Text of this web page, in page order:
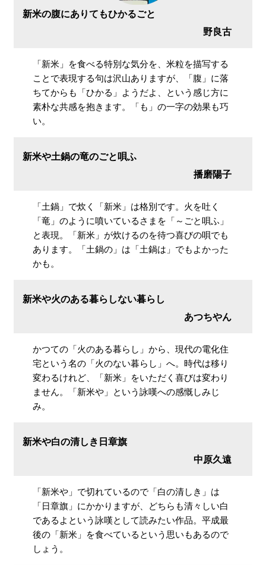
新米の腹にありてもひかるごと
野良古
「新米」を食べる特別な気分を、米粒を描写する
ことで表現する句は沢山ありますが、「腹」に落
ちてからも「ひかる」ようだよ、という感じ方に
素朴な共感を抱きます。「も」の一字の効果も巧
い。
新米や土鍋の竜のごと唄ふ
播磨陽子
「土鍋」で炊く「新米」は格別です。火を吐く
「竜」のように噴いているさまを「～ごと唄ふ」
と表現。「新米」が炊けるのを待つ喜びの唄でも
あります。「土鍋の」は「土鍋は」でもよかった
かも。
新米や火のある暮らしない暮らし
あつちやん
かつての「火のある暮らし」から、現代の電化住
宅という名の「火のない暮らし」へ。時代は移り
変わるけれど、「新米」をいただく喜びは変わり
ません。「新米や」という詠嘆への感慨しみじ
み。
新米や白の清しき日章旗
中原久遠
「新米や」で切れているので「白の清しき」は
「日章旗」にかかりますが、どちらも清々しい白
であるよという詠嘆として読みたい作品。平成最
後の「新米」を食べているという思いもあるので
しょう。